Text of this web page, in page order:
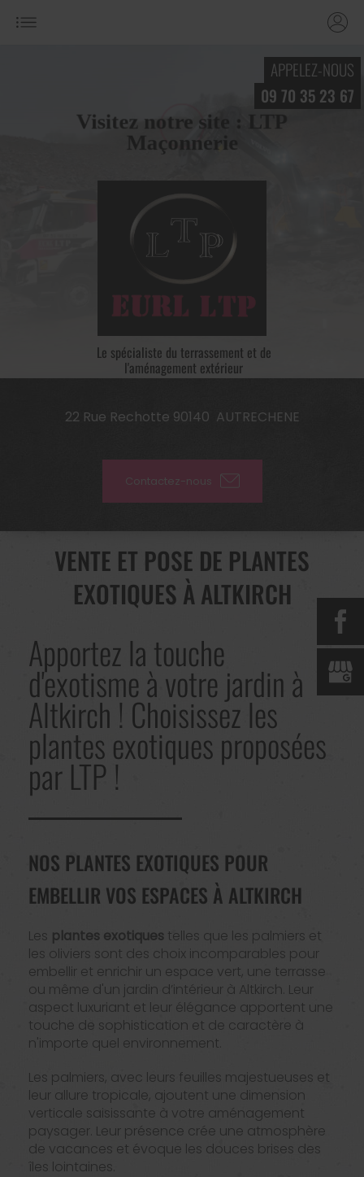
APPELEZ-NOUS
09 70 35 23 67
Visitez notre site : LTP
Maçonnerie
Le spécialiste du terrassement et de
l'aménagement extérieur
22 Rue Rechotte 90140 AUTRECHENE
Contactez-nous
VENTE ET POSE DE PLANTES
EXOTIQUES À ALTKIRCH
Apportez la touche
d'exotisme à votre jardin à
Altkirch ! Choisissez les
plantes exotiques proposées
par LTP !
NOS PLANTES EXOTIQUES POUR
EMBELLIR VOS ESPACES À ALTKIRCH
Les plantes exotiques telles que les palmiers et
les oliviers sont des choix incomparables pour
embellir et enrichir un espace vert, une terrasse
ou même d'un jardin d’intérieur à Altkirch. Leur
aspect luxuriant et leur élégance apportent une
touche de sophistication et de caractère à
n'importe quel environnement.
Les palmiers, avec leurs feuilles majestueuses et
leur allure tropicale, ajoutent une dimension
verticale saisissante à votre aménagement
paysager. Leur présence crée une atmosphère
de vacances et évoque les douces brises des
îles lointaines.